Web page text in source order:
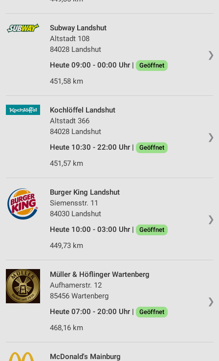
❯
Subway Landshut
Altstadt 108
84028 Landshut
Heute 09:00 - 00:00 Uhr |
Geöffnet
451,58 km
❯
Kochlöffel Landshut
Altstadt 366
84028 Landshut
Heute 10:30 - 22:00 Uhr |
Geöffnet
451,57 km
❯
Burger King Landshut
Siemensstr. 11
84030 Landshut
Heute 10:00 - 03:00 Uhr |
Geöffnet
449,73 km
❯
Müller & Höflinger Wartenberg
Aufhamerstr. 12
85456 Wartenberg
Heute 07:00 - 20:00 Uhr |
Geöffnet
468,16 km
McDonald's Mainburg